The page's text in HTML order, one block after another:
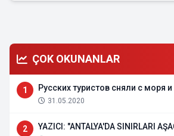
ÇOK OKUNANLAR
1 Русских туристов сняли с моря
31.05.2020
2 YAZICI: "ANTALYA'DA SINIRLARI